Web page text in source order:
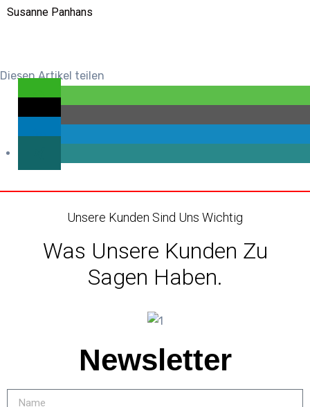
Susanne Panhans
Diesen Artikel teilen
Unsere Kunden Sind Uns Wichtig
Was Unsere Kunden Zu
Sagen Haben.
Newsletter